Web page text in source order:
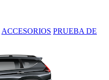
ACCESORIOS PRUEBA DE